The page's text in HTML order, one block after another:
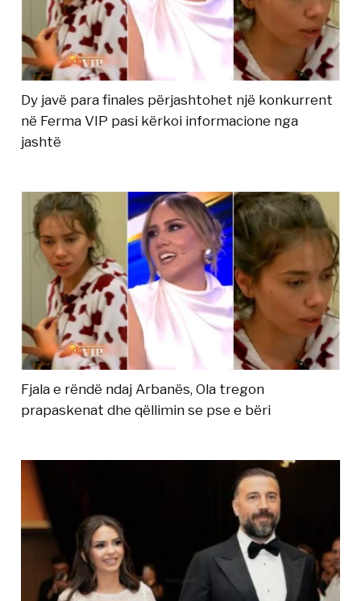
Dy javë para finales përjashtohet një konkurrent
në Ferma VIP pasi kërkoi informacione nga
jashtë
Fjala e rëndë ndaj Arbanës, Ola tregon
prapaskenat dhe qëllimin se pse e bëri